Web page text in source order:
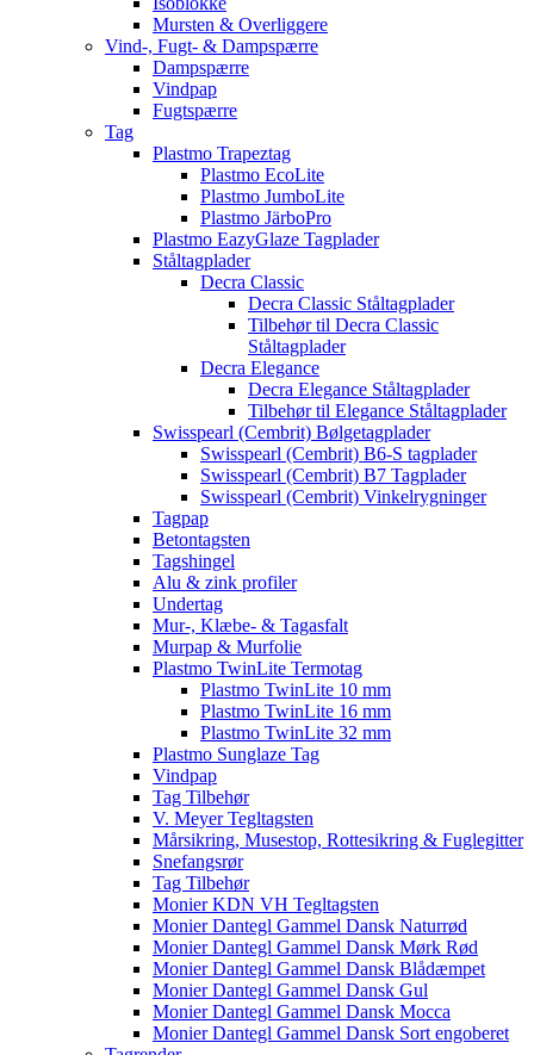
Mursten & Overliggere
Vind-, Fugt- & Dampspærre
Dampspærre
Vindpap
Fugtspærre
Tag
Plastmo Trapeztag
Plastmo EcoLite
Plastmo JumboLite
Plastmo JärboPro
Plastmo EazyGlaze Tagplader
Ståltagplader
Decra Classic
Decra Classic Ståltagplader
Tilbehør til Decra Classic
Ståltagplader
Decra Elegance
Decra Elegance Ståltagplader
Tilbehør til Elegance Ståltagplader
Swisspearl (Cembrit) Bølgetagplader
Swisspearl (Cembrit) B6-S tagplader
Swisspearl (Cembrit) B7 Tagplader
Swisspearl (Cembrit) Vinkelrygninger
Tagpap
Betontagsten
Tagshingel
Alu & zink profiler
Undertag
Mur-, Klæbe- & Tagasfalt
Murpap & Murfolie
Plastmo TwinLite Termotag
Plastmo TwinLite 10 mm
Plastmo TwinLite 16 mm
Plastmo TwinLite 32 mm
Plastmo Sunglaze Tag
Vindpap
Tag Tilbehør
V. Meyer Tegltagsten
Mårsikring, Musestop, Rottesikring & Fuglegitter
Snefangsrør
Tag Tilbehør
Monier KDN VH Tegltagsten
Monier Dantegl Gammel Dansk Naturrød
Monier Dantegl Gammel Dansk Mørk Rød
Monier Dantegl Gammel Dansk Blådæmpet
Monier Dantegl Gammel Dansk Gul
Monier Dantegl Gammel Dansk Mocca
Monier Dantegl Gammel Dansk Sort engoberet